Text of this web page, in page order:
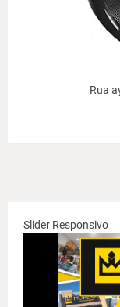
Rua
Slider Responsivo